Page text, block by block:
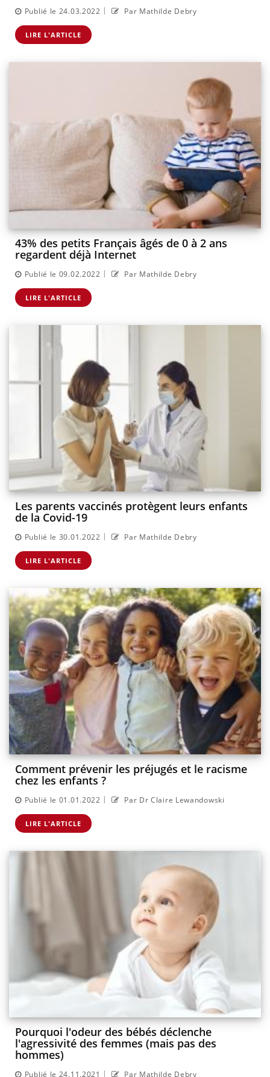
Publié le 24.03.2022 | Par Mathilde Debry
LIRE L'ARTICLE
43% des petits Français âgés de 0 à 2 ans
regardent déjà Internet
Publié le 09.02.2022 | Par Mathilde Debry
LIRE L'ARTICLE
Les parents vaccinés protègent leurs enfants
de la Covid-19
Publié le 30.01.2022 | Par Mathilde Debry
LIRE L'ARTICLE
Comment prévenir les préjugés et le racisme
chez les enfants ?
Publié le 01.01.2022 | Par Dr Claire Lewandowski
LIRE L'ARTICLE
Pourquoi l'odeur des bébés déclenche
l'agressivité des femmes (mais pas des
hommes)
Publié le 24.11.2021 | Par Mathilde Debry